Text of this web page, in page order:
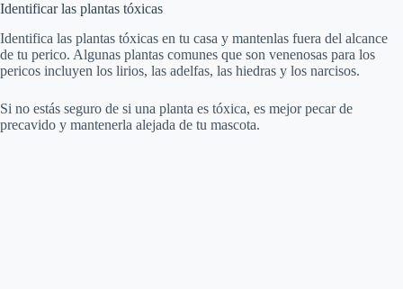
Identificar las plantas tóxicas
Identifica las plantas tóxicas en tu casa y mantenlas fuera del alcance
de tu perico. Algunas plantas comunes que son venenosas para los
pericos incluyen los lirios, las adelfas, las hiedras y los narcisos.
Si no estás seguro de si una planta es tóxica, es mejor pecar de
precavido y mantenerla alejada de tu mascota.